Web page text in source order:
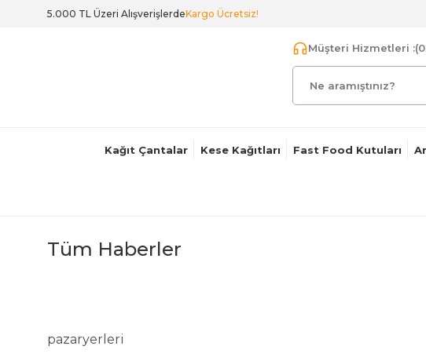
5.000 TL Üzeri AlışverişlerdeKargo Ücretsiz!
Müşteri Hizmetleri :
Kağıt Çantalar Kese Kağıtları Fast Food Kutuları
Tüm Haberler
pazaryerleri